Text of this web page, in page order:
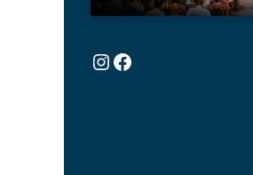
Instagram
Facebook